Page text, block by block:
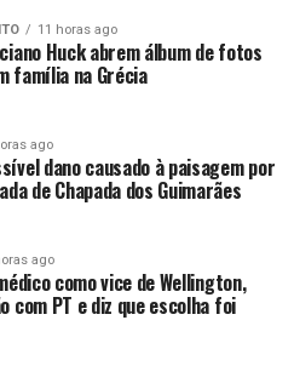
criminosos conta com
Tática de Juína, Sinop, Alta
11 horas ago
Huck abrem álbum de fotos
família na Grécia
ago
dano causado à paisagem por
de Chapada dos Guimarães
ago
como vice de Wellington,
com PT e diz que escolha foi